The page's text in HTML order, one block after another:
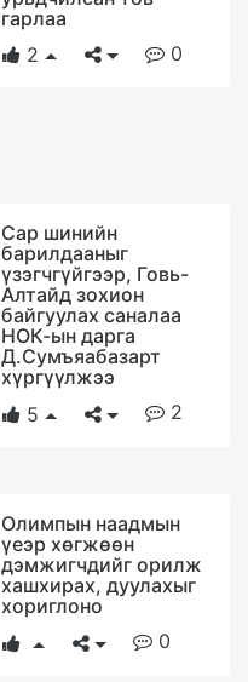
гарлаа
2
0
Сар шинийн
барилдааныг
үзэгчгүйгээр, Говь-
Алтайд зохион
байгуулах саналаа
НОК-ын дарга
Д.Сумъяабазарт
хүргүүлжээ
5
2
Олимпын наадмын
үеэр хөгжөөн
дэмжигчдийг орилж
хашхирах, дуулахыг
хориглоно
0